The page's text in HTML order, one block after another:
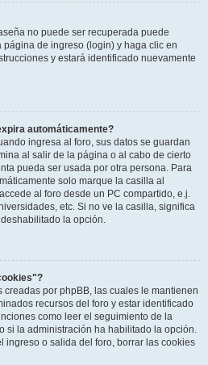
no puede ser recuperada puede
de ingreso (login) y haga clic en
y estará identificado nuevamente
automáticamente?
ingresa al foro, sus datos se guardan
al salir de la página o al cabo de cierto
pueda ser usada por otra persona. Para
solo marque la casilla al
al foro desde un PC compartido, e.j.
etc. Si no ve la casilla, significa
la opción.
por phpBB, las cuales le mantienen
recursos del foro y estar identificado
como leer el seguimiento de la
si la administración ha habilitado la opción.
ingreso o salida del foro, borrar las cookies